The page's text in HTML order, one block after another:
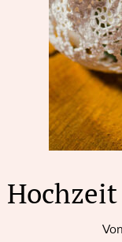
Von